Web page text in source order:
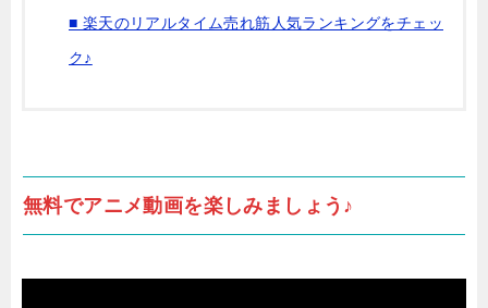
■ 楽天のリアルタイム売れ筋人気ランキングをチェッ
ク♪
無料でアニメ動画を楽しみましょう♪